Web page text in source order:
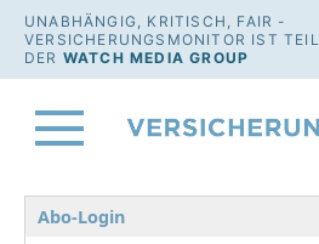
UNABHÄNGIG, KRITISCH, FAIR -
VERSICHERUNGSMONITOR IST TEIL
DER WATCH MEDIA GROUP
Abo-Login